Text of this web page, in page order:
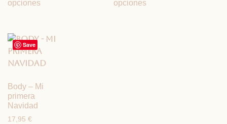
opciones
opciones
Save
Body – Mi
primera
Navidad
17,95 €